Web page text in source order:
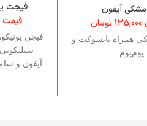
مشکی آیفون
135,000 تومان
همراه پاپسوکت و
پوم‌پوم
فیجت
قیمت
فیجن
آیفون و